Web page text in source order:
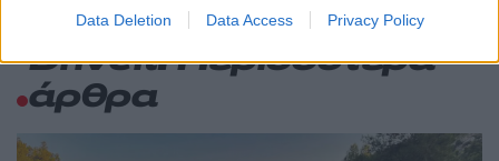
Data Deletion Data Access Privacy Policy
Driveit: Περισσότερα
άρθρα